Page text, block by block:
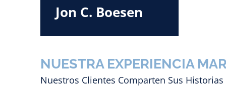
Jon C. Boesen
NUESTRA EXPERIENCIA
Nuestros Clientes Comparten Sus Historias